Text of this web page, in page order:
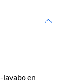
lavabo en